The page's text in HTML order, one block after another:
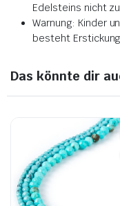
Edelsteins nicht
Warnung: Kinder
besteht
Das könnte dir